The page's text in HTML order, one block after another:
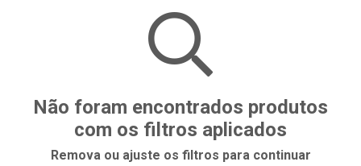
Não foram encontrados produtos
com os filtros aplicados
Remova ou ajuste os filtros para continuar